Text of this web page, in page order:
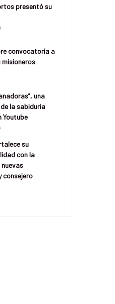
presentó su
convocatoria a
una
la sabiduría
Youtube
su
con la
nuevas
consejero